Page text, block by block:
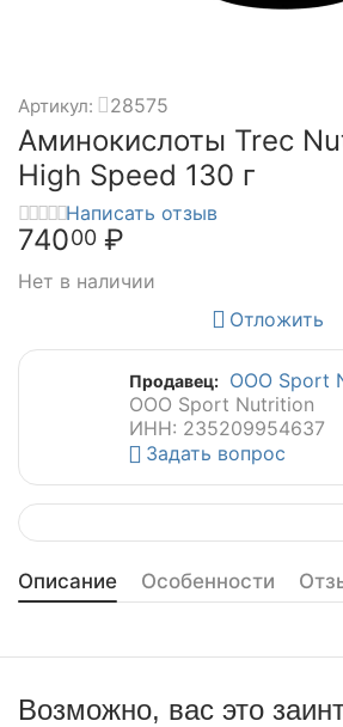
Артикул: 28575
Аминокислоты Trec
High Speed 130 г
Написать отзыв
74000 ₽
Нет в наличии
Отложить
Продавец: ООО Sport
ООО Sport Nutrition
ИНН: 235209954637
Задать вопрос
Описание Особенности
Возможно, вас это